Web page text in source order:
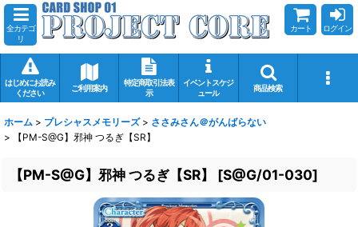
全カテゴ
リ
カート ログイン
はじめにお読み
ください
ご利用案内
特定商取引法表
示
イベントスケジ
ュール
商品検索
ホーム > プレシャスメモリーズ > ささみさん＠がんばらない
>
【PM-S@G】邪神 つるぎ【SR】
【PM-S@G】邪神 つるぎ【SR】 [S@G/01-030]